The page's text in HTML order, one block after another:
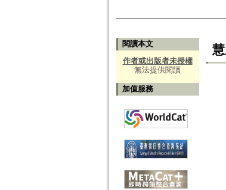
閱讀本文
作者或出版者未授權
無法提供閱讀
加值服務